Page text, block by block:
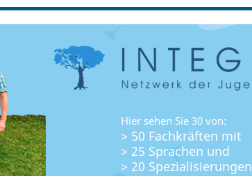
Hier sehen Sie 30 von:
> 50 Fachkräften mit
> 25 Sprachen und
> 20 Spezialisierungen